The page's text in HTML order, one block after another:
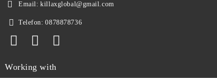
Email: killaxglobal@gmail.com
Telefon: 0878878736
Working with